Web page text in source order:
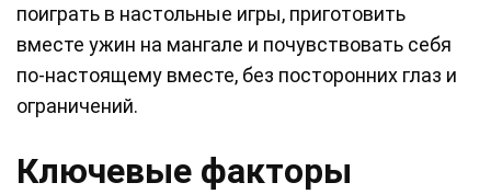
поиграть в настольные игры, приготовить
вместе ужин на мангале и почувствовать себя
по-настоящему вместе, без посторонних глаз и
ограничений.
Ключевые факторы